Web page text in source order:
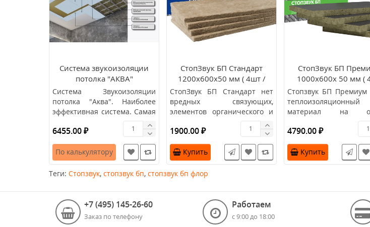
Система звукоизоляции
потолка "АКВА"
Система Звукоизоляции
потолка "Аква". Наиболее
эффективная система. Самая
распространённая и востр..
6455.00 ₽
По калькулятору
СтопЗвук БП Стандарт
1200х600х50 мм ( 4шт /
2,88м2 )
СтопЗвук БП Стандарт нет
вредных связующих,
элементов органического и
происхожд..
1900.00 ₽
Купить
СтопЗвук БП
1000х600х 50 мм (
/2,4м2 )
Стопзвук БП
теплоизоляционный
материал на
базальтового волокна,
4790.00 ₽
Купить
Теги: Стопзвук, стопзвук бп, стопзвук бп флор
+7 (495) 145-26-60
Заказ по телефону
Работаем
с 9:00 до 18:00